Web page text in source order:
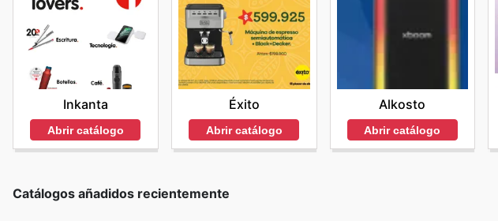
Inkanta
Abrir catálogo
Éxito
Abrir catálogo
Alkosto
Abrir catálogo
Catálogos añadidos recientemente